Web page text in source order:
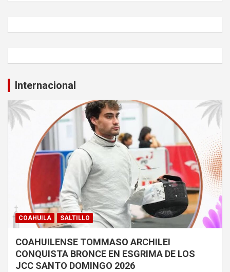
Internacional
COAHUILA SALTILLO
COAHUILENSE TOMMASO ARCHILEI
CONQUISTA BRONCE EN ESGRIMA DE LOS
JCC SANTO DOMINGO 2026